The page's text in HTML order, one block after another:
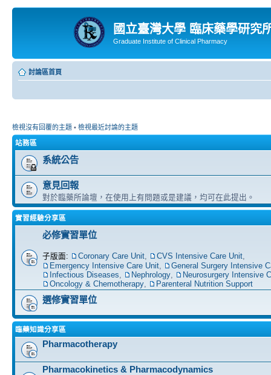
國立臺灣大學 臨床藥學研究
Graduate Institute of Clinical Pharmacy
討論區首頁
檢視沒有回覆的主題 • 檢視最近討論的主題
站務區
系統公告
意見回報
對於臨藥所論壇，在使用上有問題或是建議，均可在此提出。
實習經驗分享區
必修實習單位
子版面: Coronary Care Unit, CVS Intensive Care Unit,
Emergency Intensive Care Unit,
General Surgery Intensive
Infectious Diseases, Nephrology,
Neurosurgery Intensive
Oncology & Chemotherapy, Parenteral Nutrition Support
選修實習單位
臨藥知識分享區
Pharmacotherapy
Pharmacokinetics & Pharmacodynamics